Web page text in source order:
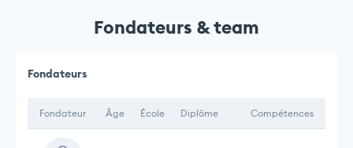
Fondateurs & team
Fondateurs
Fondateur Âge École Diplôme Compétences